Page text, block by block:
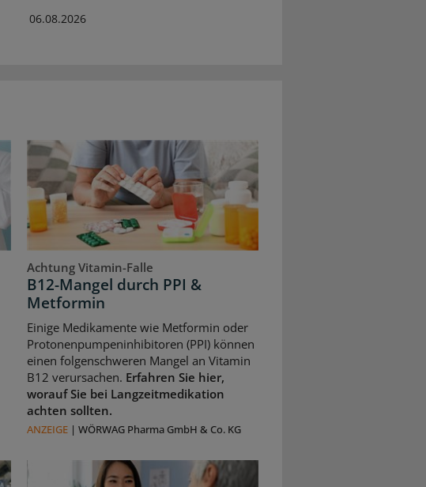
06.08.2026
Achtung Vitamin-Falle
B12-Mangel durch PPI &
Metformin
Einige Medikamente wie Metformin oder
Protonenpumpeninhibitoren (PPI) können
einen folgenschweren Mangel an Vitamin
B12 verursachen. Erfahren Sie hier,
worauf Sie bei Langzeitmedikation
achten sollten.
ANZEIGE| WÖRWAG Pharma GmbH & Co. KG